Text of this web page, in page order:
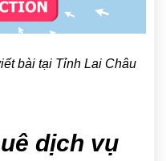
bài tại Tỉnh Lai Châu
dịch vụ